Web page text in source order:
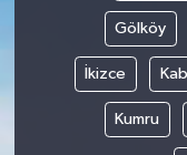
Gölköy
İkizce
Kumru